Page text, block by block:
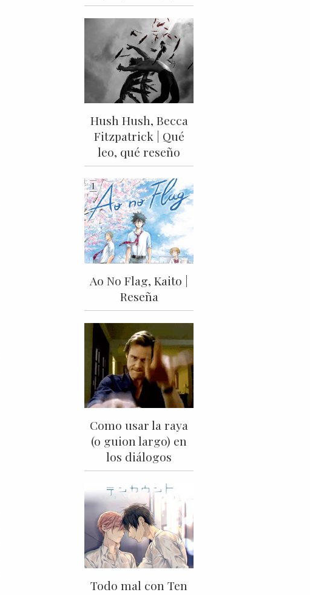
Hush Hush, Becca
Fitzpatrick | Qué
leo, qué reseño
Ao No Flag, Kaito |
Reseña
Como usar la raya
(o guion largo) en
los diálogos
Todo mal con Ten